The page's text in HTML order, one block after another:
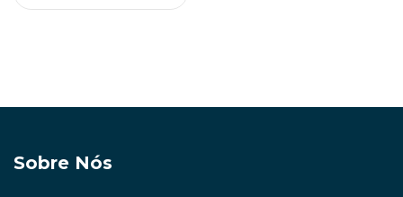
Sobre Nós